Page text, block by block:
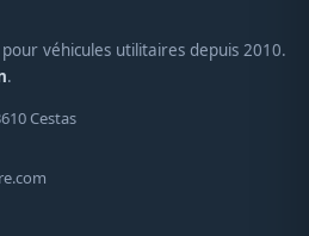
véhicules utilitaires depuis 2010.
.
Cestas